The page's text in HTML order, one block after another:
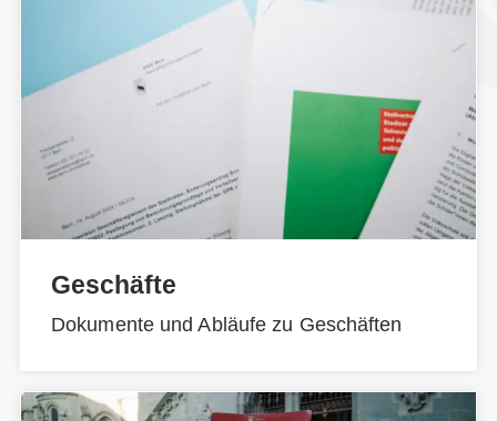
Geschäfte
Dokumente und Abläufe zu Geschäften